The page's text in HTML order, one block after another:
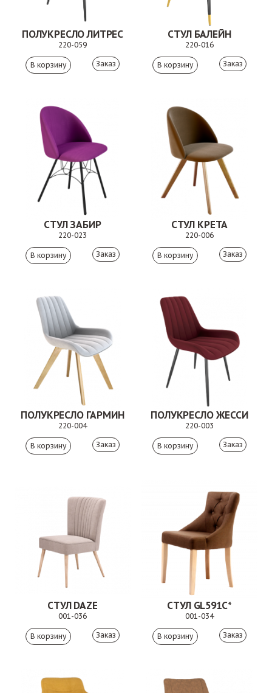
ПОЛУКРЕСЛО ЛИТРЕС
220-059
Заказ
СТУЛ БАЛЕЙН
220-016
Заказ
СТУЛ ЗАБИР
220-023
Заказ
СТУЛ КРЕТА
220-006
Заказ
ПОЛУКРЕСЛО ГАРМИН
220-004
Заказ
ПОЛУКРЕСЛО ЖЕССИ
220-003
Заказ
СТУЛ DAZE
001-036
Заказ
СТУЛ GL591C*
001-034
Заказ